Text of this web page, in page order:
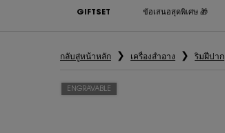
GIFTSET ข้อเสนอสุดพิเศษ 🎁
กลับสู่หน้าหลัก เครื่องสำอาง ริมฝีปาก
ENGRAVABLE